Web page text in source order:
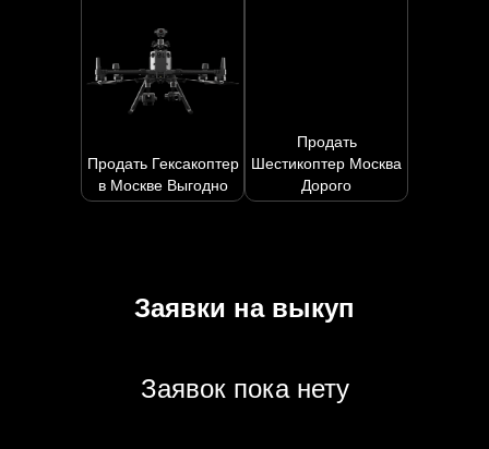
Продать Гексакоптер
в Москве Выгодно
Продать
Шестикоптер Москва
Дорого
Заявки на выкуп
Заявок пока нету